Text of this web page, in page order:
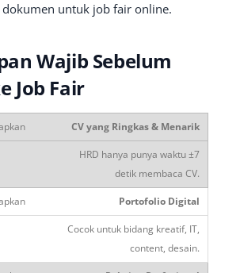
dokumen untuk job fair online.
Wajib Sebelum
Job Fair
CV yang Ringkas & Menarik
HRD hanya punya waktu ±7
detik membaca CV.
Portofolio Digital
Cocok untuk bidang kreatif, IT,
content, desain.